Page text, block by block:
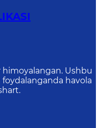
himoyalangan. Ushbu
havola